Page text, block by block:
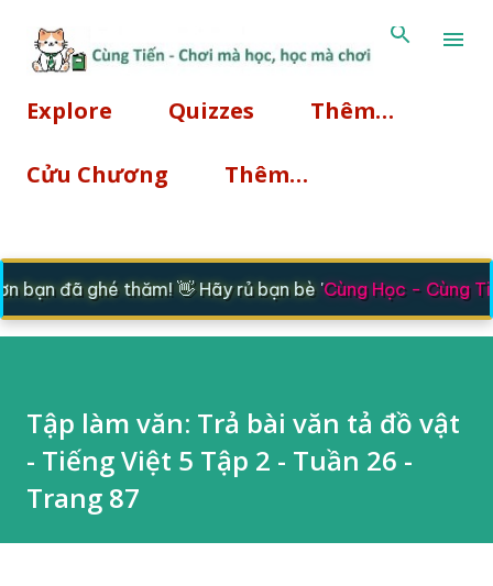
Chuyển đến nội dung chính
Explore Quizzes Thêm…
Cửu Chương Thêm…
bạn đã ghé thăm! 👋 Hãy rủ bạn bè 'Cùng Học - Cùng
Tập làm văn: Trả bài văn tả đồ vật
- Tiếng Việt 5 Tập 2 - Tuần 26 -
Trang 87